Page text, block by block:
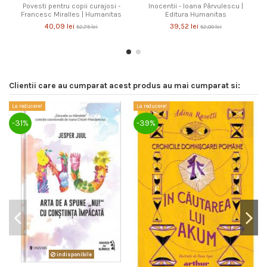
Povesti pentru copii curajosi -
Francesc Miralles | Humanitas
40,09 lei 52,75 lei
Inocentii - Ioana Pârvulescu |
Editura Humanitas
39,52 lei 52,00 lei
Clientii care au cumparat acest produs au mai cumparat si:
La reducere!
-31%
indisponibile
La reducere!
-39%